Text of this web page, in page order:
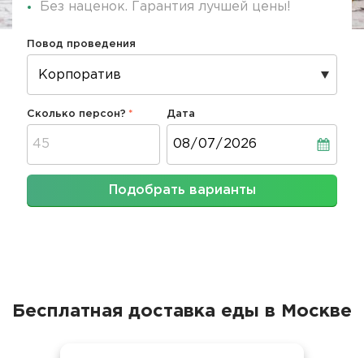
Без наценок. Гарантия лучшей цены!
Повод проведения
Сколько персон? Дата
Подобрать варианты
Бесплатная доставка еды в Москве